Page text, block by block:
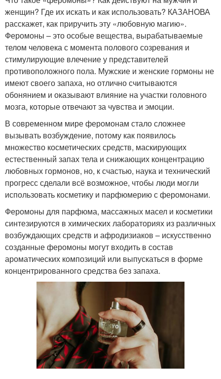
женщин? Где их искать и как использовать? КАЗАНОВА
расскажет, как приручить эту «любовную магию».
Феромоны – это особые вещества, вырабатываемые
телом человека с момента полового созревания и
стимулирующие влечение у представителей
противоположного пола. Мужские и женские гормоны не
имеют своего запаха, но отлично считываются
обонянием и оказывают влияние на участки головного
мозга, которые отвечают за чувства и эмоции.
В современном мире феромонам стало сложнее
вызывать возбуждение, потому как появилось
множество косметических средств, маскирующих
естественный запах тела и снижающих концентрацию
любовных гормонов, но, к счастью, наука и технический
прогресс сделали всё возможное, чтобы люди могли
использовать косметику и парфюмерию с феромонами.
Феромоны для парфюма, массажных масел и косметики
синтезируются в химических лабораториях из различных
возбуждающих средств и афродизиаков – искусственно
созданные феромоны могут входить в состав
ароматических композиций или выпускаться в форме
концентрированного средства без запаха.